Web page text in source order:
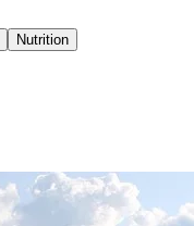
Nutrition